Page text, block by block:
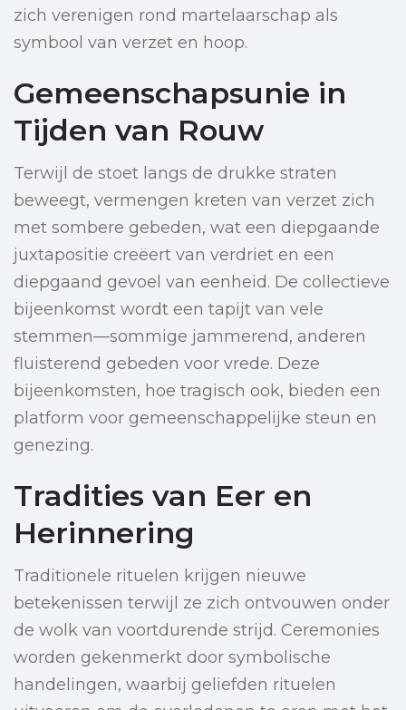
zich verenigen rond martelaarschap als
symbool van verzet en hoop.
Gemeenschapsunie in
Tijden van Rouw
Terwijl de stoet langs de drukke straten
beweegt, vermengen kreten van verzet zich
met sombere gebeden, wat een diepgaande
juxtapositie creëert van verdriet en een
diepgaand gevoel van eenheid. De collectieve
bijeenkomst wordt een tapijt van vele
stemmen—sommige jammerend, anderen
fluisterend gebeden voor vrede. Deze
bijeenkomsten, hoe tragisch ook, bieden een
platform voor gemeenschappelijke steun en
genezing.
Tradities van Eer en
Herinnering
Traditionele rituelen krijgen nieuwe
betekenissen terwijl ze zich ontvouwen onder
de wolk van voortdurende strijd. Ceremonies
worden gekenmerkt door symbolische
handelingen, waarbij geliefden rituelen